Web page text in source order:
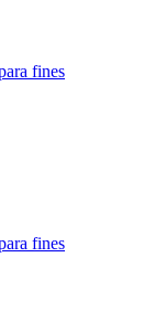
fines
fines